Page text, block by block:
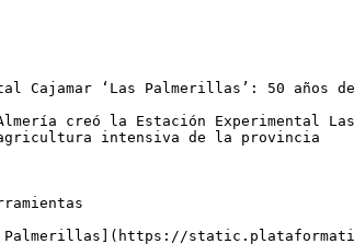
Cajamar ‘Las Palmerillas’: 50 años
creó la Estación Experimental
intensiva de la provincia